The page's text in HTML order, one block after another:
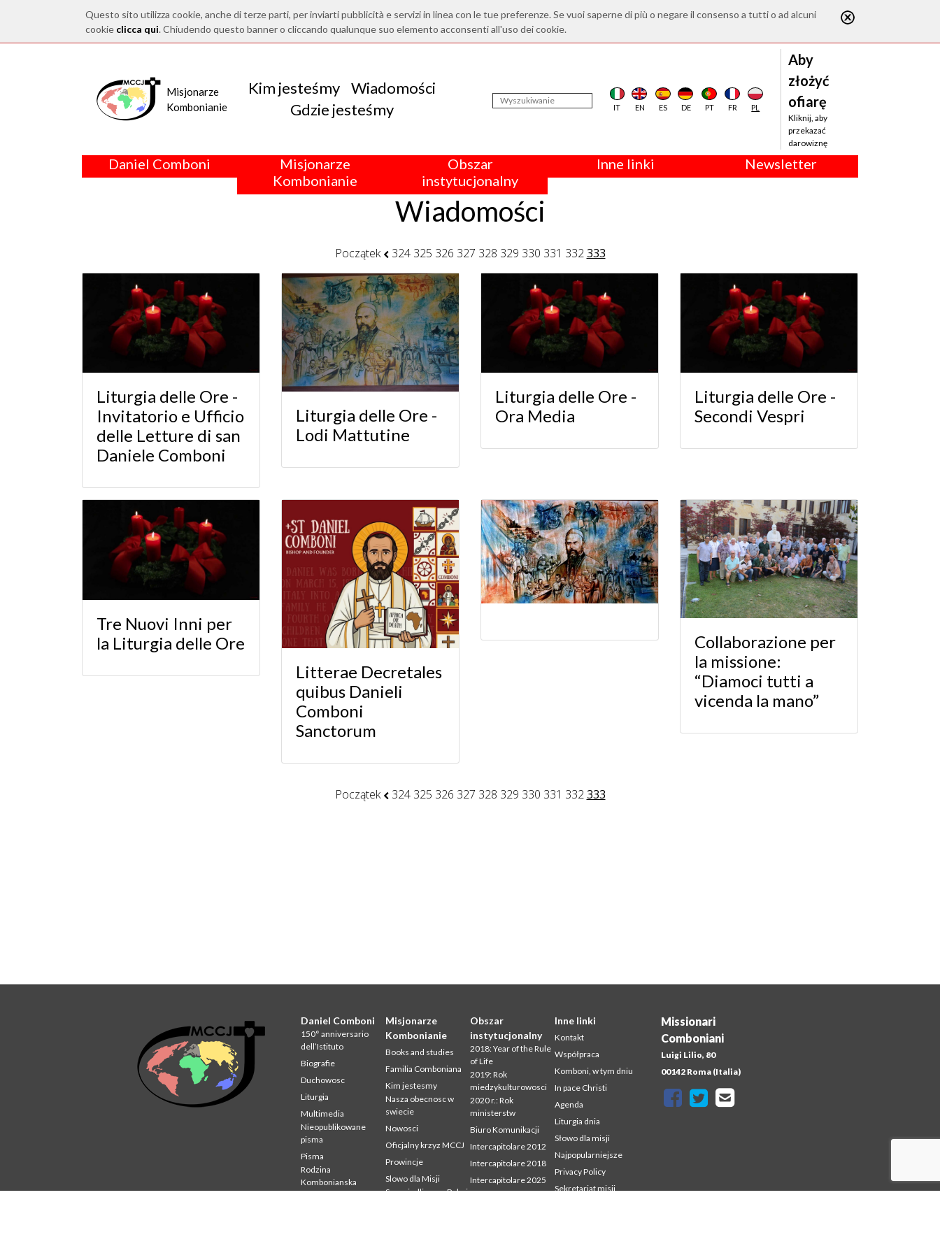
Questo sito utilizza cookie, anche di terze parti, per inviarti pubblicità e servizi in linea con le tue preferenze. Se vuoi saperne di più o negare il consenso a tutti o ad alcuni
cookie clicca qui. Chiudendo questo banner o cliccando qualunque suo elemento acconsenti all'uso dei cookie.
Misjonarze
Kombonianie
Kim jesteśmy
Wiadomości
Gdzie jesteśmy
IT EN ES DE PT FR PL
Aby
złożyć
ofiarę
Kliknij, aby
przekazać
darowiznę
Daniel Comboni
Misjonarze
Kombonianie
Obszar
instytucjonalny
Inne linki Newsletter
Wiadomości
Początek 324 325 326 327 328 329 330 331 332 333
Liturgia delle Ore -
Invitatorio e Ufficio
delle Letture di san
Daniele Comboni
Liturgia delle Ore -
Lodi Mattutine
Liturgia delle Ore -
Ora Media
Liturgia delle Ore -
Secondi Vespri
Tre Nuovi Inni per
la Liturgia delle Ore
Litterae Decretales
quibus Danieli
Comboni
Sanctorum
Collaborazione per
la missione:
“Diamoci tutti a
vicenda la mano”
Początek 324 325 326 327 328 329 330 331 332 333
Missionari
Comboniani
Luigi Lilio, 80
00142 Roma (Italia)
Daniel Comboni
150° anniversario
dell’Istituto
Biografie
Duchowosc
Liturgia
Multimedia
Nieopublikowane
pisma
Pisma
Rodzina
Kombonianska
Misjonarze
Kombonianie
Books and studies
Familia Comboniana
Kim jestesmy
Nasza obecnosc w
swiecie
Nowosci
Oficjalny krzyz MCCJ
Prowincje
Slowo dla Misji
Sprawiedliwosc, Pokoj
Obszar
instytucjonalny
2018: Year of the Rule
of Life
2019: Rok
miedzykulturowosci
2020 r.: Rok
ministerstw
Biuro Komunikacji
Intercapitolare 2012
Intercapitolare 2018
Intercapitolare 2025
Inne linki
Kontakt
Współpraca
Komboni, w tym dniu
In pace Christi
Agenda
Liturgia dnia
Słowo dla misji
Najpopularniejsze
Privacy Policy
Sekretariat misji